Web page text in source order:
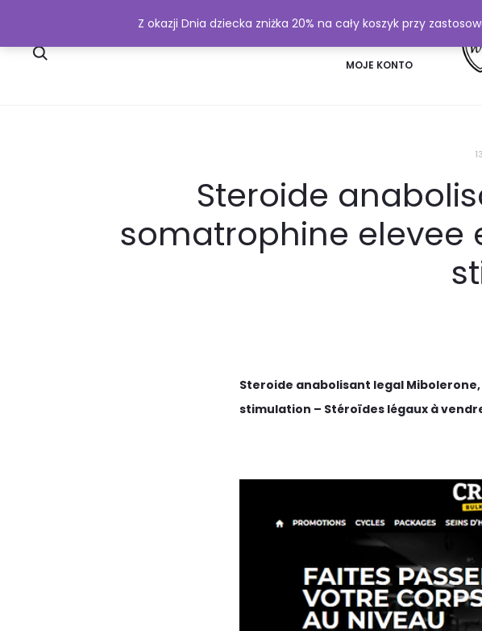
MOJE KONTO
Steroide
somatrophine elevee
Steroide anabolisant legal
stimulation – Stéroïdes légaux à
Z okazji Dnia dziecka zniżka 20% na cały koszyk przy